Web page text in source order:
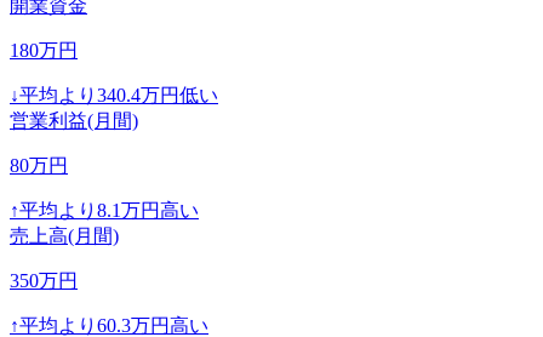
開業資金
180万円
↓平均より 340.4万円低い
営業利益(月間)
80万円
↑平均より 8.1万円高い
売上高(月間)
350万円
↑平均より 60.3万円高い